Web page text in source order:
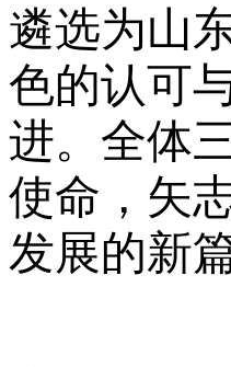
遴选为山
色的认可
进。全体
使命，矢
发展的新